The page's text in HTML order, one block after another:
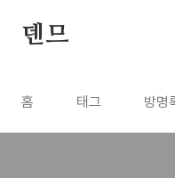
덴므
홈 태그 방명